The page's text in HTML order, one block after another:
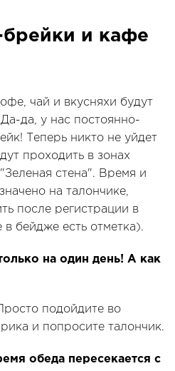
и кафе
чай и вкусняхи будут
да, у нас постоянно-
Теперь никто не уйдет
проходить в зонах
стена". Время и
на талончике,
после регистрации в
бейдже есть отметка).
на один день! А как
подойдите во
и попросите талончик.
обеда пересекается с